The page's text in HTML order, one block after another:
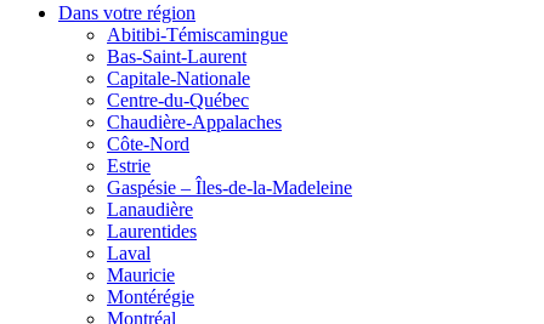
Dans votre région
Abitibi-Témiscamingue
Bas-Saint-Laurent
Capitale-Nationale
Centre-du-Québec
Chaudière-Appalaches
Côte-Nord
Estrie
Gaspésie – Îles-de-la-Madeleine
Lanaudière
Laurentides
Laval
Mauricie
Montérégie
Montréal